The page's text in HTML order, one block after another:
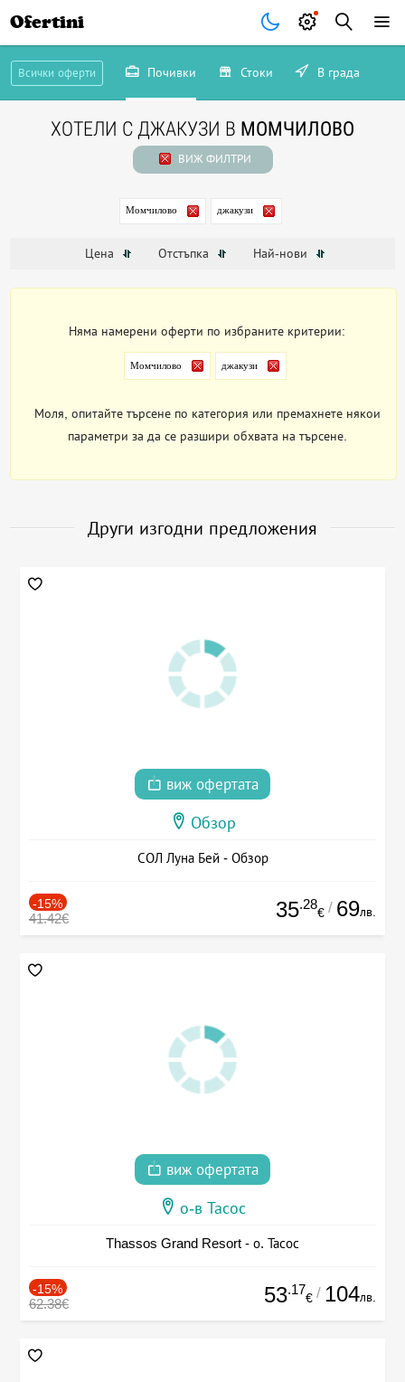
Ofertini
Всички оферти Почивки Стоки В града
ХОТЕЛИ С ДЖАКУЗИ В МОМЧИЛОВО
ВИЖ ФИЛТРИ
Момчилово джакузи
Цена Отстъпка Най-нови
Няма намерени оферти по избраните критерии:
Момчилово джакузи
Моля, опитайте търсене по категория или премахнете някои
параметри за да се разшири обхвата на търсене.
Други изгодни предложения
виж офертата
Обзор
СОЛ Луна Бей - Обзор
-15%
41.42€ 35.28
€ / 69лв.
виж офертата
о-в Тасос
Thassos Grand Resort - о. Тасос
-15%
62.38€ 53.17
€ / 104лв.